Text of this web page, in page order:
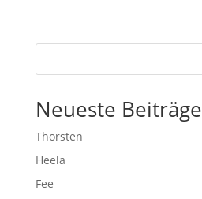
Neueste Beiträge
Thorsten
Heela
Fee